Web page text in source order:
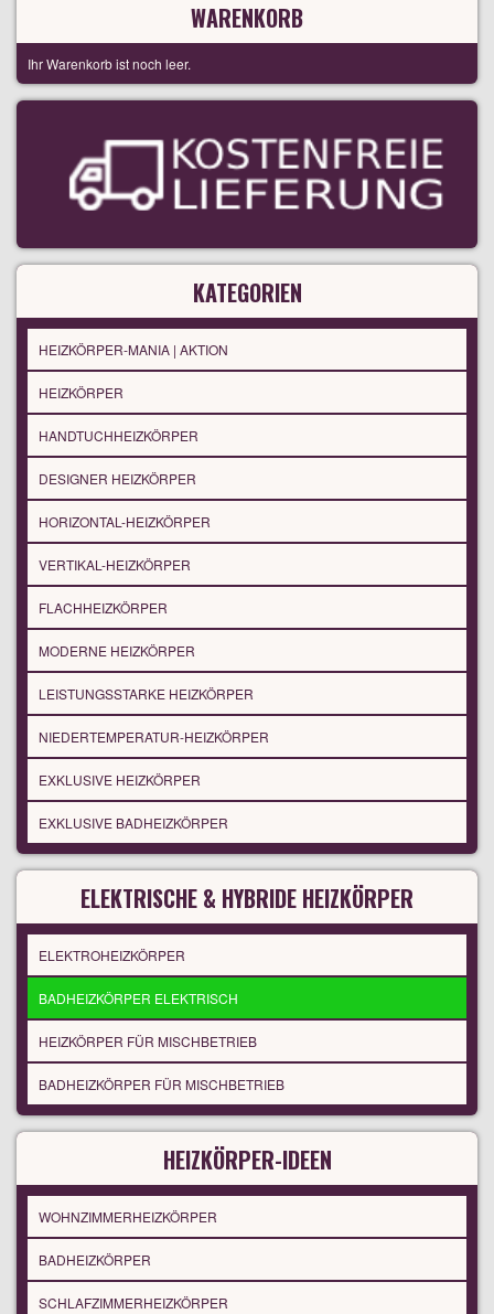
WARENKORB
Ihr Warenkorb ist noch leer.
KATEGORIEN
HEIZKÖRPER-MANIA | AKTION
HEIZKÖRPER
HANDTUCHHEIZKÖRPER
DESIGNER HEIZKÖRPER
HORIZONTAL-HEIZKÖRPER
VERTIKAL-HEIZKÖRPER
FLACHHEIZKÖRPER
MODERNE HEIZKÖRPER
LEISTUNGSSTARKE HEIZKÖRPER
NIEDERTEMPERATUR-HEIZKÖRPER
EXKLUSIVE HEIZKÖRPER
EXKLUSIVE BADHEIZKÖRPER
ELEKTRISCHE & HYBRIDE HEIZKÖRPER
ELEKTROHEIZKÖRPER
BADHEIZKÖRPER ELEKTRISCH
HEIZKÖRPER FÜR MISCHBETRIEB
BADHEIZKÖRPER FÜR MISCHBETRIEB
HEIZKÖRPER-IDEEN
WOHNZIMMERHEIZKÖRPER
BADHEIZKÖRPER
SCHLAFZIMMERHEIZKÖRPER